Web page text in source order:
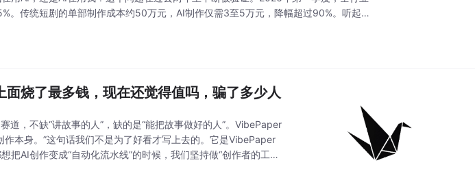
。传统短剧的单部制作成本约50万元，AI制作仅需3至5万元，降幅超过90%。听起
烧了最多钱，现在还觉得值吗，骗了多少人
道，不缺“讲故事的人”，缺的是“能把故事做好的人”。VibePaper
作本身。”这句话我们不是为了好看才写上去的。它是VibePaper
把AI创作变成“自动化流水线”的时候，我们坚持做“创作者的工作